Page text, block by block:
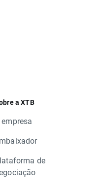
a XTB
empresa
de